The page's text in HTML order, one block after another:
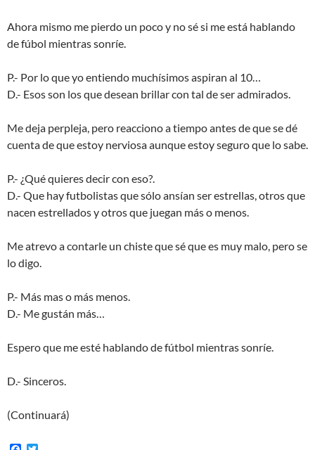
Ahora mismo me pierdo un poco y no sé si me está hablando
de fúbol mientras sonríe.
P.- Por lo que yo entiendo muchísimos aspiran al 10…
D.- Esos son los que desean brillar con tal de ser admirados.
Me deja perpleja, pero reacciono a tiempo antes de que se dé
cuenta de que estoy nerviosa aunque estoy seguro que lo sabe.
P.- ¿Qué quieres decir con eso?.
D.- Que hay futbolistas que sólo ansían ser estrellas, otros que
nacen estrellados y otros que juegan más o menos.
Me atrevo a contarle un chiste que sé que es muy malo, pero se
lo digo.
P.- Más mas o más menos.
D.- Me gustán más…
Espero que me esté hablando de fútbol mientras sonríe.
D.- Sinceros.
(Continuará)